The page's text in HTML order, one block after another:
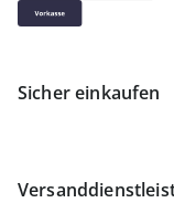
Sicher einkaufen